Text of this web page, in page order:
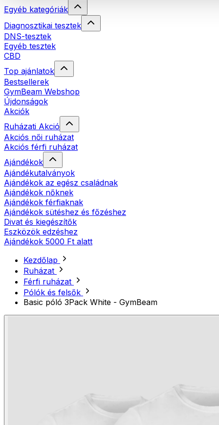
Egyéb kategóriák
Diagnosztikai tesztek
DNS-tesztek
Egyéb tesztek
CBD
Top ajánlatok
Bestsellerek
GymBeam Webshop
Újdonságok
Akciók
Ruházati Akció
Akciós női ruházat
Akciós férfi ruházat
Ajándékok
Ajándékutalványok
Ajándékok az egész családnak
Ajándékok nőknek
Ajándékok férfiaknak
Ajándékok sütéshez és főzéshez
Divat és kiegészítők
Eszközök edzéshez
Ajándékok 5000 Ft alatt
Kezdőlap
Ruházat
Férfi ruházat
Pólók és felsők
Basic póló 3Pack White - GymBeam